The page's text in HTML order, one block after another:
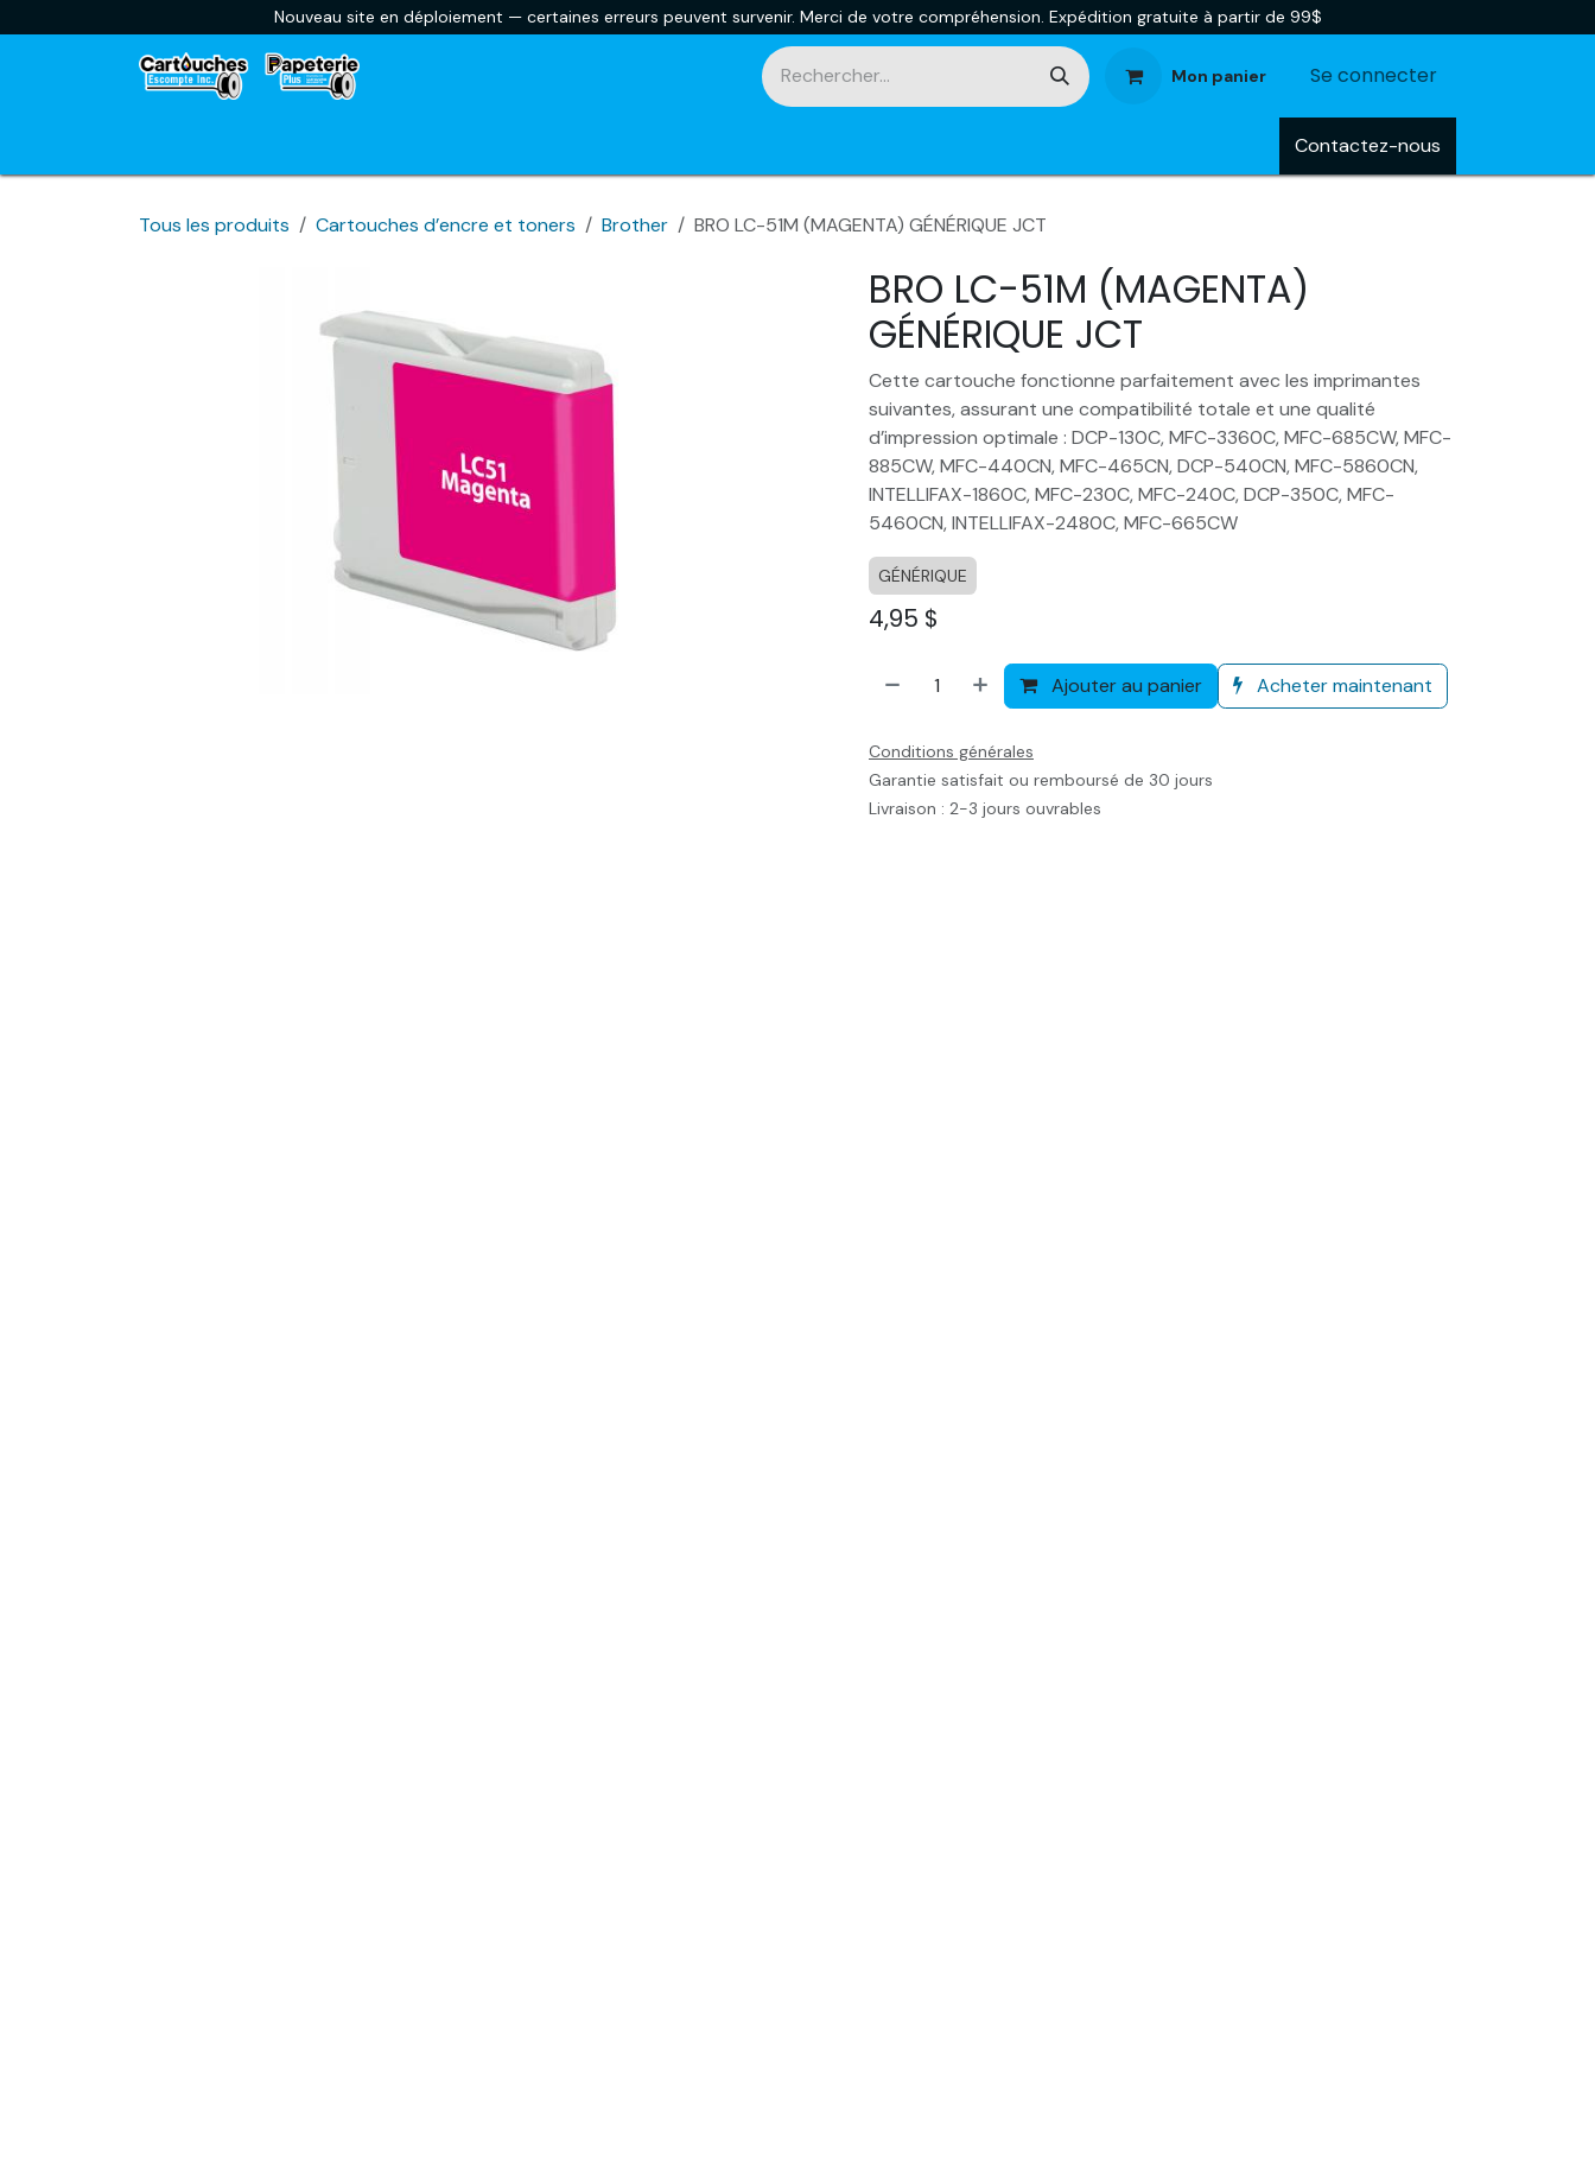
Nouveau site en déploiement — certaines erreurs peuvent survenir. Merci de votre compréhension. Expédition gratuite à partir de 99$
Mon panier Se connecter
Contactez-nous
Tous les produits Cartouches d’encre et toners Brother BRO LC-51M (MAGENTA) GÉNÉRIQUE JCT
BRO LC-51M (MAGENTA)
GÉNÉRIQUE JCT
Cette cartouche fonctionne parfaitement avec les imprimantes
suivantes, assurant une compatibilité totale et une qualité
d’impression optimale : DCP-130C, MFC-3360C, MFC-685CW, MFC-
885CW, MFC-440CN, MFC-465CN, DCP-540CN, MFC-5860CN,
INTELLIFAX-1860C, MFC-230C, MFC-240C, DCP-350C, MFC-
5460CN, INTELLIFAX-2480C, MFC-665CW
GÉNÉRIQUE
4,95 $
Ajouter au panier Acheter maintenant
Conditions générales
Garantie satisfait ou remboursé de 30 jours
Livraison : 2-3 jours ouvrables